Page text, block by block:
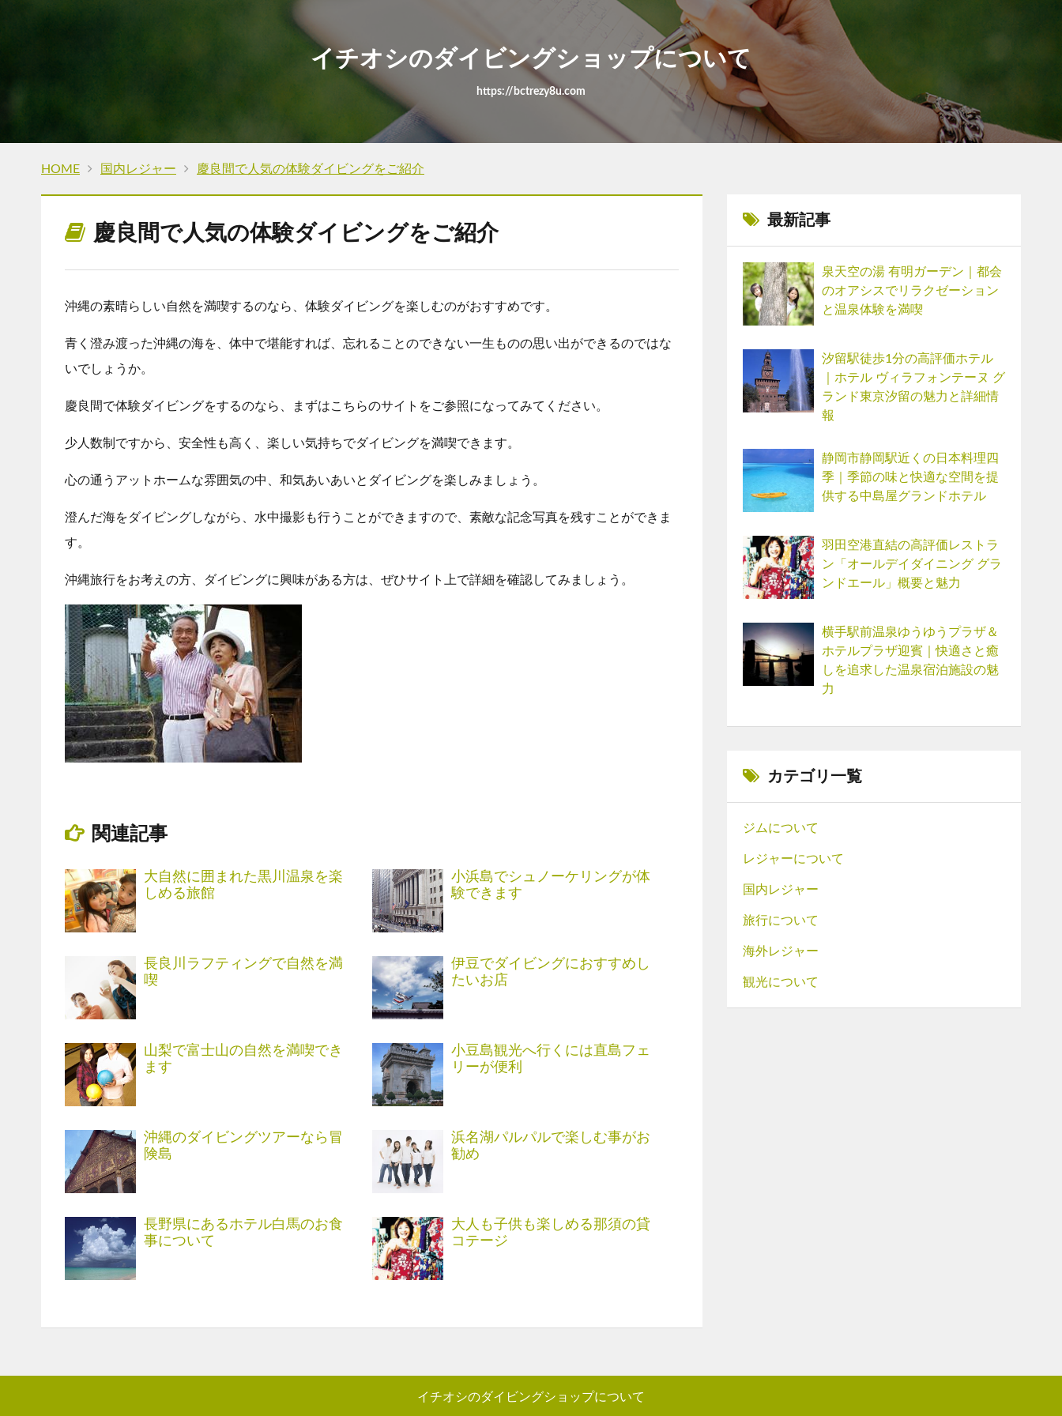
イチオシのダイビングショップについて
https://bctrezy8u.com
HOME 国内レジャー 慶良間で人気の体験ダイビングをご紹介
慶良間で人気の体験ダイビングをご紹介
沖縄の素晴らしい自然を満喫するのなら、体験ダイビングを楽しむのがおすすめです。
青く澄み渡った沖縄の海を、体中で堪能すれば、忘れることのできない一生ものの思い出ができるのではな
いでしょうか。
慶良間で体験ダイビングをするのなら、まずはこちらのサイトをご参照になってみてください。
少人数制ですから、安全性も高く、楽しい気持ちでダイビングを満喫できます。
心の通うアットホームな雰囲気の中、和気あいあいとダイビングを楽しみましょう。
澄んだ海をダイビングしながら、水中撮影も行うことができますので、素敵な記念写真を残すことができま
す。
沖縄旅行をお考えの方、ダイビングに興味がある方は、ぜひサイト上で詳細を確認してみましょう。
関連記事
大自然に囲まれた黒川温泉を楽
しめる旅館
小浜島でシュノーケリングが体
験できます
長良川ラフティングで自然を満
喫
伊豆でダイビングにおすすめし
たいお店
山梨で富士山の自然を満喫でき
ます
小豆島観光へ行くには直島フェ
リーが便利
沖縄のダイビングツアーなら冒
険島
浜名湖パルパルで楽しむ事がお
勧め
長野県にあるホテル白馬のお食
事について
大人も子供も楽しめる那須の貸
コテージ
最新記事
泉天空の湯 有明ガーデン｜都会
のオアシスでリラクゼーション
と温泉体験を満喫
汐留駅徒歩1分の高評価ホテル
｜ホテル ヴィラフォンテーヌ グ
ランド東京汐留の魅力と詳細情
報
静岡市静岡駅近くの日本料理四
季｜季節の味と快適な空間を提
供する中島屋グランドホテル
羽田空港直結の高評価レストラ
ン「オールデイダイニング グラ
ンドエール」概要と魅力
横手駅前温泉ゆうゆうプラザ＆
ホテルプラザ迎賓｜快適さと癒
しを追求した温泉宿泊施設の魅
力
カテゴリ一覧
ジムについて
レジャーについて
国内レジャー
旅行について
海外レジャー
観光について
イチオシのダイビングショップについて